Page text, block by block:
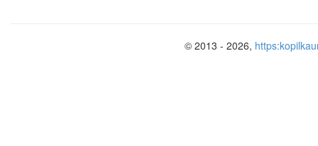
© 2013 - 2026,